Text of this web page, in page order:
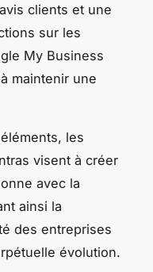
clients et une
sur les
My Business
maintenir une
les
visent à créer
avec la
ainsi la
des entreprises
évolution.